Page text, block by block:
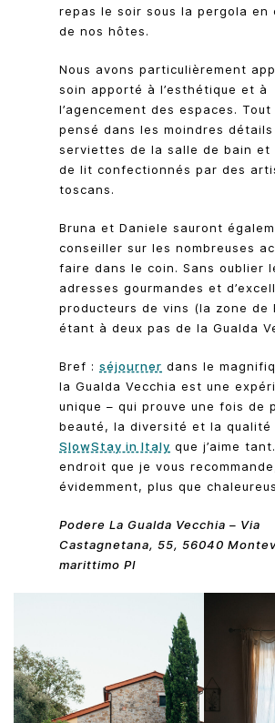
repas le soir sous la pergola en
de nos hôtes.
Nous avons particulièrement
soin apporté à l’esthétique et à
l’agencement des espaces.
pensé dans les moindres détails
serviettes de la salle de bain et
de lit confectionnés par des
toscans.
Bruna et Daniele sauront
conseiller sur les nombreuses
faire dans le coin. Sans oublier
adresses gourmandes et
producteurs de vins (la zone de
étant à deux pas de la Gualda
Bref : séjourner dans le
la Gualda Vecchia est une
unique – qui prouve une fois de
beauté, la diversité et la qualité
SlowStay in Italy que j’aime
endroit que je vous
évidemment, plus que
Podere La Gualda Vecchia – Via
Castagnetana, 55, 56040
marittimo PI